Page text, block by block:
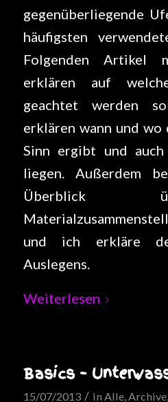
gegenüberliegende
häufigsten
Folgenden Artikel
erklären auf
geachtet werden
erklären wann und wo
Sinn ergibt und
liegen. Außerdem
Überblick
und ich erkläre
Auslegens.
Weiterlesen
Basics –
15/07/2013 / in Alle,Archive,